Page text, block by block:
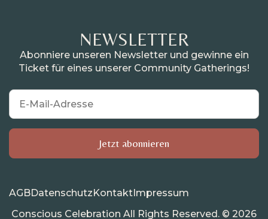
NEWSLETTER
Abonniere unseren Newsletter und gewinne ein
Ticket für eines unserer Community Gatherings!
AGBDatenschutz Kontakt Impressum
Conscious Celebration All Rights Reserved. © 2026